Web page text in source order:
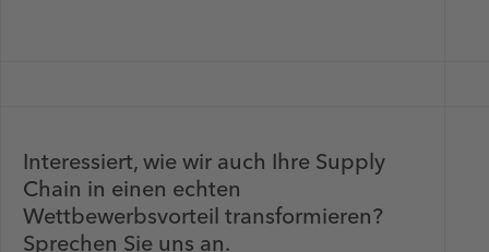
Interessiert, wie wir auch Ihre Supply
Chain in einen echten
Wettbewerbsvorteil transformieren?
Sprechen Sie uns an.